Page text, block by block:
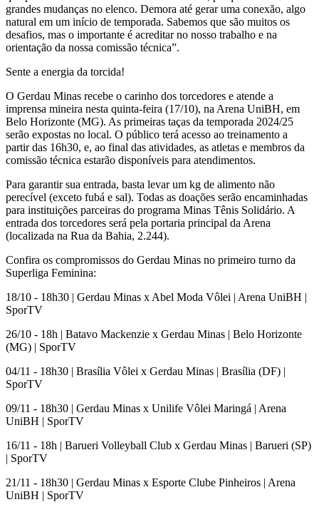
grandes mudanças no elenco. Demora até gerar uma conexão, algo
natural em um início de temporada. Sabemos que são muitos os
desafios, mas o importante é acreditar no nosso trabalho e na
orientação da nossa comissão técnica”.
Sente a energia da torcida!
O Gerdau Minas recebe o carinho dos torcedores e atende a
imprensa mineira nesta quinta-feira (17/10), na Arena UniBH, em
Belo Horizonte (MG). As primeiras taças da temporada 2024/25
serão expostas no local. O público terá acesso ao treinamento a
partir das 16h30, e, ao final das atividades, as atletas e membros da
comissão técnica estarão disponíveis para atendimentos.
Para garantir sua entrada, basta levar um kg de alimento não
perecível (exceto fubá e sal). Todas as doações serão encaminhadas
para instituições parceiras do programa Minas Tênis Solidário. A
entrada dos torcedores será pela portaria principal da Arena
(localizada na Rua da Bahia, 2.244).
Confira os compromissos do Gerdau Minas no primeiro turno da
Superliga Feminina:
18/10 - 18h30 | Gerdau Minas x Abel Moda Vôlei | Arena UniBH |
SporTV
26/10 - 18h | Batavo Mackenzie x Gerdau Minas | Belo Horizonte
(MG) | SporTV
04/11 - 18h30 | Brasília Vôlei x Gerdau Minas | Brasília (DF) |
SporTV
09/11 - 18h30 | Gerdau Minas x Unilife Vôlei Maringá | Arena
UniBH | SporTV
16/11 - 18h | Barueri Volleyball Club x Gerdau Minas | Barueri (SP)
| SporTV
21/11 - 18h30 | Gerdau Minas x Esporte Clube Pinheiros | Arena
UniBH | SporTV